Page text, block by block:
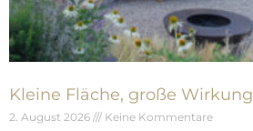
Kleine Fläche, große Wirkung
2. August 2026 Keine Kommentare